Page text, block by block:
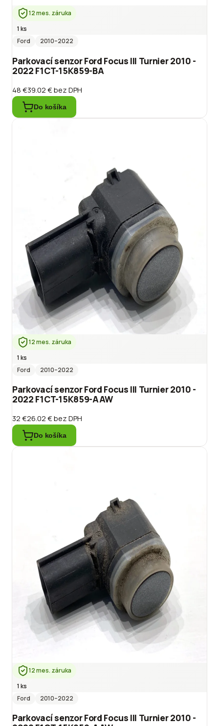
12 mes. záruka
1 ks
Ford
2010–2022
Parkovací senzor Ford Focus III Turnier 2010 -
2022 F1CT-15K859-BA
48 €39.02 €bez DPH
Do košíka
12 mes. záruka
1 ks
Ford
2010–2022
Parkovací senzor Ford Focus III Turnier 2010 -
2022 F1CT-15K859-AAW
32 €26.02 €bez DPH
Do košíka
12 mes. záruka
1 ks
Ford
2010–2022
Parkovací senzor Ford Focus III Turnier 2010 -